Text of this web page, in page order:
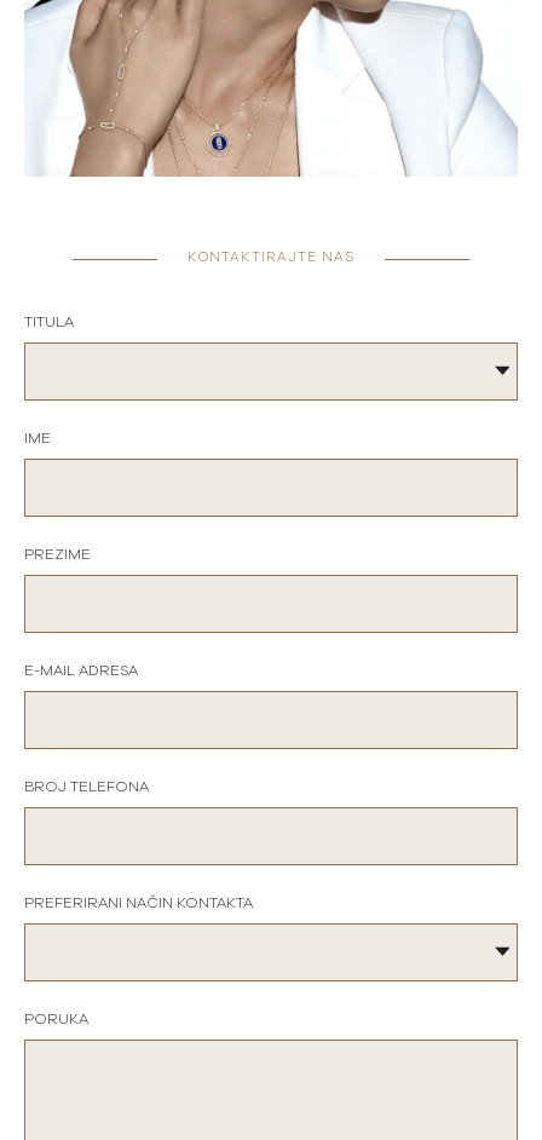
KONTAKTIRAJTE NAS
TITULA
IME
PREZIME
E-MAIL ADRESA
BROJ TELEFONA
PREFERIRANI NAČIN KONTAKTA
PORUKA